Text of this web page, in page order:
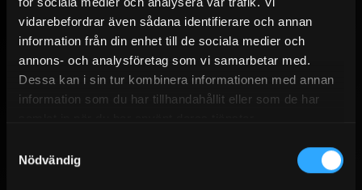
vidarebefordrar även sådana identifierare och annan
information från din enhet till de sociala medier och
annons- och analysföretag som vi samarbetar med.
Dessa kan i sin tur kombinera informationen med annan
information som du har tillhandahållit eller som de har
Nödvändig
SANDBERGS I JÄMTLAND AB
Vårt breda sortiment för dig som prioriterar produkter med bra kvalité.
Med över 30 års erfarenhet i branschen med försäljning av diesel,
bensin, eldningsolja, adblue, smörjmedel, bränsletankar, gas, gasol,
ENKLA & SÄKRA BETALNINGAR